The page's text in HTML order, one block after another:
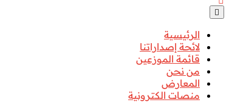
الرئيسية
لائحة إصداراتنا
قائمة الموزعين
من نحن
المعارض
منصات الكترونية